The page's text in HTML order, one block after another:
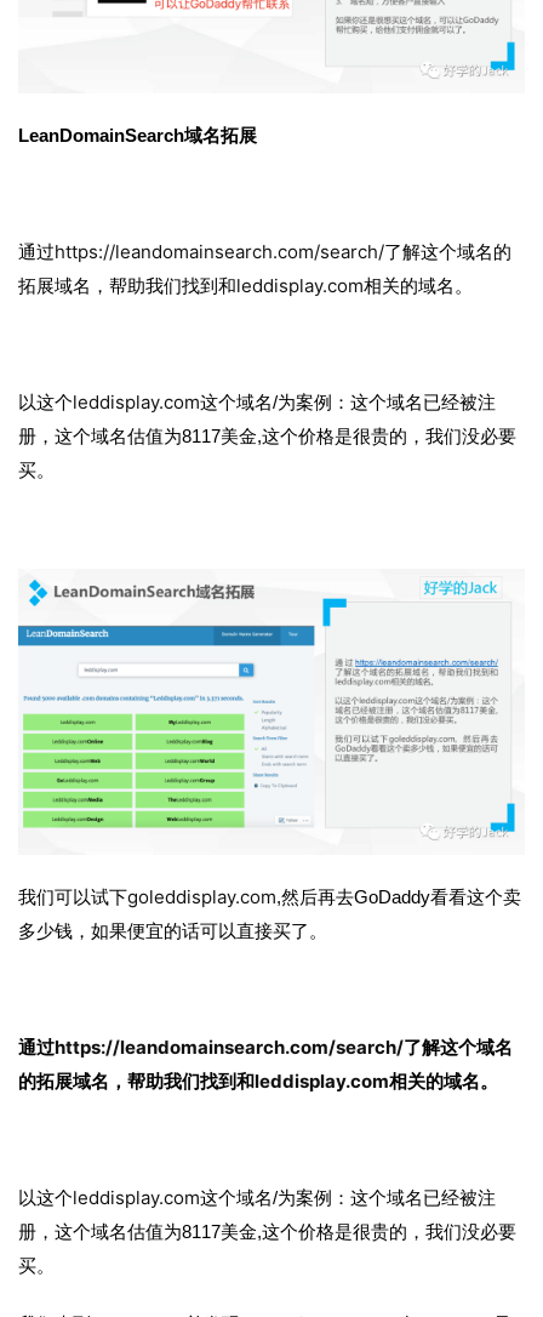
页
营
战
分
享
LeanDomainSearch域名拓展
通过https://leandomainsearch.com/search/了解这个域名的
拓展域名，帮助我们找到和leddisplay.com相关的域名。
以这个leddisplay.com这个域名/为案例：这个域名已经被注
册，这个域名估值为8117美金,这个价格是很贵的，我们没必要
买。
我们可以试下goleddisplay.com,然后再去GoDaddy看看这个卖
多少钱，如果便宜的话可以直接买了。
通过https://leandomainsearch.com/search/了解这个域名
的拓展域名，帮助我们找到和leddisplay.com相关的域名。
以这个leddisplay.com这个域名/为案例：这个域名已经被注
册，这个域名估值为8117美金,这个价格是很贵的，我们没必要
买。